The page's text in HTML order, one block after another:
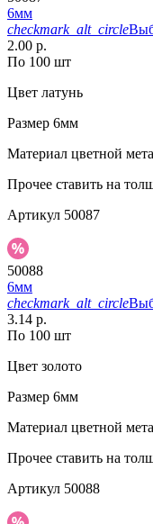
6мм
checkmark_alt_circle
2.00 р.
По 100 шт
Цвет латунь
Размер 6мм
Материал цветной
Прочее ставить на
Артикул 50087
50088
6мм
checkmark_alt_circle
3.14 р.
По 100 шт
Цвет золото
Размер 6мм
Материал цветной
Прочее ставить на
Артикул 50088